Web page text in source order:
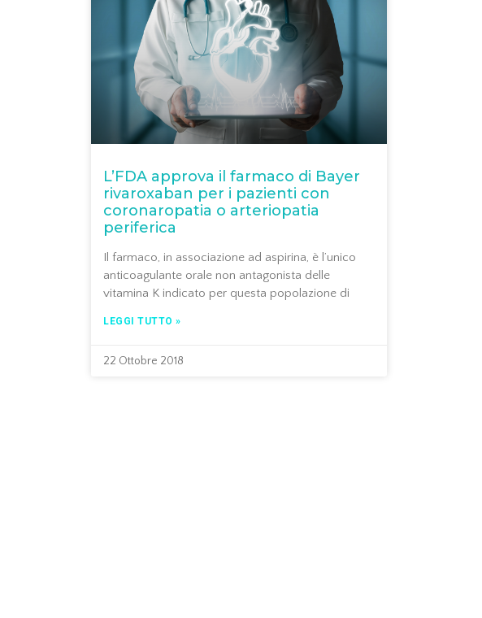
L’FDA approva il farmaco di Bayer
rivaroxaban per i pazienti con
coronaropatia o arteriopatia
periferica
Il farmaco, in associazione ad aspirina, è l’unico
anticoagulante orale non antagonista delle
vitamina K indicato per questa popolazione di
LEGGI TUTTO »
22 Ottobre 2018